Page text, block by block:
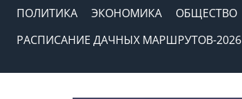
ПОЛИТИКА
ЭКОНОМИКА ОБЩЕСТВО
РАСПИСАНИЕ ДАЧНЫХ МАРШРУТОВ-2026